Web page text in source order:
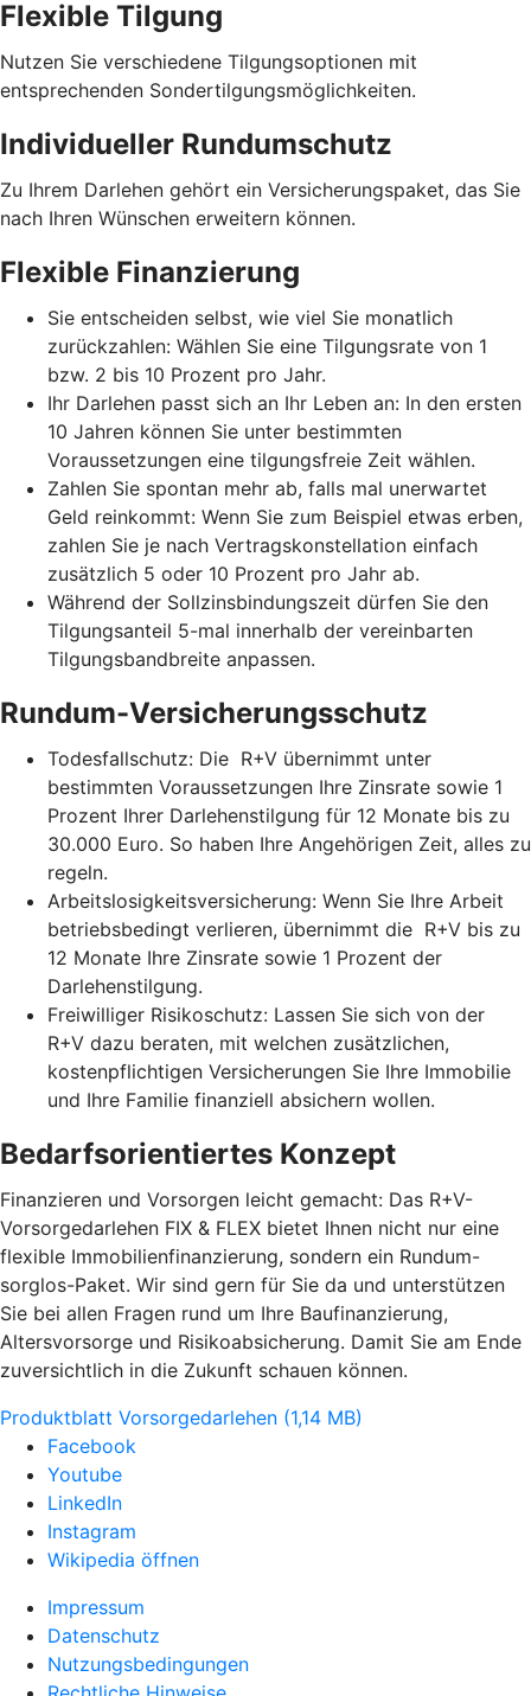
Flexible Tilgung
Nutzen Sie verschiedene Tilgungsoptionen mit
entsprechenden Sondertilgungsmöglichkeiten.
Individueller Rundumschutz
Zu Ihrem Darlehen gehört ein Versicherungspaket, das Sie
nach Ihren Wünschen erweitern können.
Flexible Finanzierung
Sie entscheiden selbst, wie viel Sie monatlich
zurückzahlen: Wählen Sie eine Tilgungsrate von 1
bzw. 2 bis 10 Prozent pro Jahr.
Ihr Darlehen passt sich an Ihr Leben an: In den ersten
10 Jahren können Sie unter bestimmten
Voraussetzungen eine tilgungsfreie Zeit wählen.
Zahlen Sie spontan mehr ab, falls mal unerwartet
Geld reinkommt: Wenn Sie zum Beispiel etwas erben,
zahlen Sie je nach Vertragskonstellation einfach
zusätzlich 5 oder 10 Prozent pro Jahr ab.
Während der Sollzinsbindungszeit dürfen Sie den
Tilgungsanteil 5-mal innerhalb der vereinbarten
Tilgungsbandbreite anpassen.
Rundum-Versicherungsschutz
Todesfallschutz: Die R+V übernimmt unter
bestimmten Voraussetzungen Ihre Zinsrate sowie 1
Prozent Ihrer Darlehenstilgung für 12 Monate bis zu
30.000 Euro. So haben Ihre Angehörigen Zeit, alles zu
regeln.
Arbeitslosigkeitsversicherung: Wenn Sie Ihre Arbeit
betriebsbedingt verlieren, übernimmt die R+V bis zu
12 Monate Ihre Zinsrate sowie 1 Prozent der
Darlehenstilgung.
Freiwilliger Risikoschutz: Lassen Sie sich von der
R+V dazu beraten, mit welchen zusätzlichen,
kostenpflichtigen Versicherungen Sie Ihre Immobilie
und Ihre Familie finanziell absichern wollen.
Bedarfsorientiertes Konzept
Finanzieren und Vorsorgen leicht gemacht: Das R+V-
Vorsorgedarlehen FIX & FLEX bietet Ihnen nicht nur eine
flexible Immobilienfinanzierung, sondern ein Rundum-
sorglos-Paket. Wir sind gern für Sie da und unterstützen
Sie bei allen Fragen rund um Ihre Baufinanzierung,
Altersvorsorge und Risikoabsicherung. Damit Sie am Ende
zuversichtlich in die Zukunft schauen können.
Produktblatt Vorsorgedarlehen (1,14 MB)
Facebook
Youtube
LinkedIn
Instagram
Wikipedia öffnen
Impressum
Datenschutz
Nutzungsbedingungen